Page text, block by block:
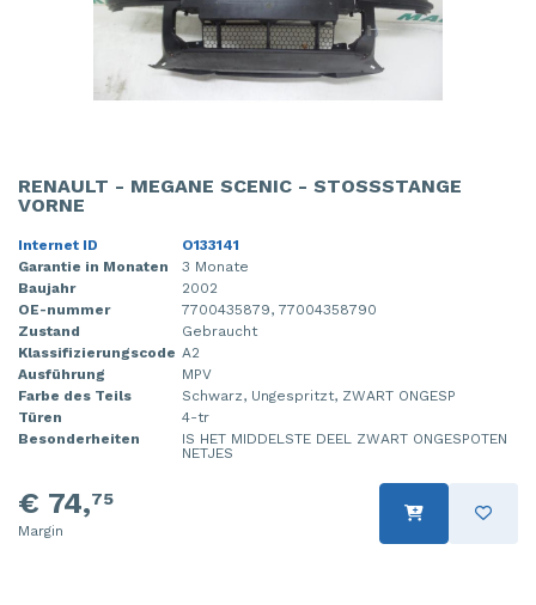
RENAULT - MEGANE SCENIC - STOSSSTANGE V
ORNE
Internet ID
O133141
Garantie in Monaten
3 Monate
Baujahr
2002
OE-nummer
7700435879, 77004358790
Zustand
Gebraucht
Klassifizierungscode A2
Ausführung
MPV
Farbe des Teils
Schwarz, Ungespritzt, ZWART ONGESP
Türen
4-tr
Besonderheiten
IS HET MIDDELSTE DEEL ZWART ONGESPOTEN
NETJES
€ 74,75
Margin